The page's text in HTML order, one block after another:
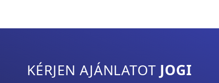
KÉRJEN AJÁNLATOT JOGI